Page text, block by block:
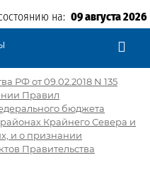
на: 09 августа 2026
РФ от 09.02.2018 N 135
Правил
бюджета
Крайнего Севера и
и о признании
Правительства